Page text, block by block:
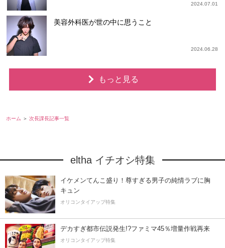
2024.07.01
美容外科医が世の中に思うこと
2024.06.28
もっと見る
ホーム 次長課長記事一覧
eltha イチオシ特集
イケメンてんこ盛り！尊すぎる男子の純情ラブに胸
キュン
オリコンタイアップ特集
デカすぎ都市伝説発生!?ファミマ45％増量作戦再来
オリコンタイアップ特集